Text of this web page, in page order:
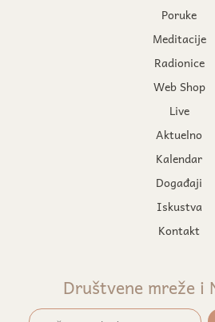
Poruke
Meditacije
Radionice
Web Shop
Live
Aktuelno
Kalendar
Događaji
Iskustva
Kontakt
Društvene mreže i